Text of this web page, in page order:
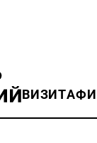
ВИЗИТ